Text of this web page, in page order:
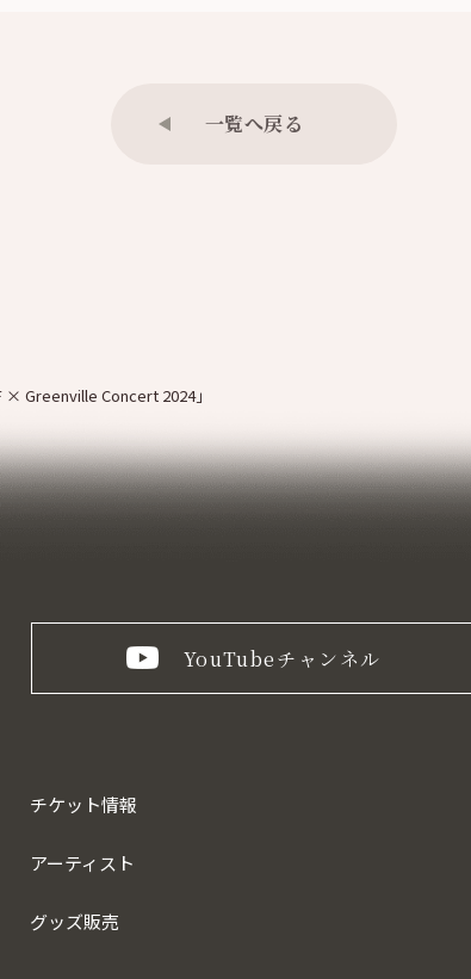
一覧へ戻る
× Greenville Concert 2024」
YouTubeチャンネル
チケット情報
アーティスト
グッズ販売